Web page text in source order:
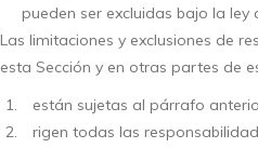
pueden ser excluidas bajo la ley
Las limitaciones y exclusiones de
esta Sección y en otras partes de
están sujetas al párrafo
rigen todas las